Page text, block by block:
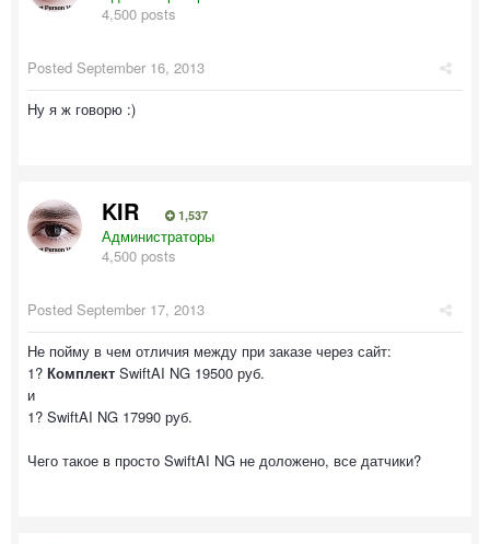
4,500 posts
Posted September 16, 2013
Ну я ж говорю :)
KIR 1,537
Администраторы
4,500 posts
Posted September 17, 2013
Не пойму в чем отличия между при заказе через сайт:
1? Комплект SwiftAI NG 19500 руб.
и
1? SwiftAI NG 17990 руб.
Чего такое в просто SwiftAI NG не доложено, все датчики?